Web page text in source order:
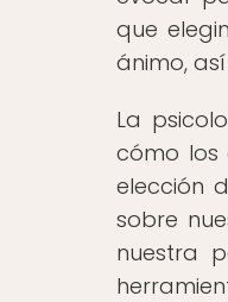
que
ánimo,
La
cómo los
elección
sobre
nuestra